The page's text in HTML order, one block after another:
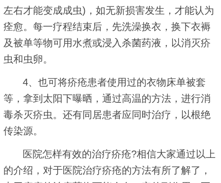
左右才能变成成虫)，如无新损害发生，才能认为
痊愈。每一疗程结束后，先洗澡换衣，换下衣褥
及被单等物可用水煮或浸入杀菌药液，以消灭疥
虫和虫卵。
4、也可将疥疮患者使用过的衣物床单被套
等，拿到太阳下曝晒，通过高温的方法，进行消
毒杀灭疥虫。还有同居患者应同时治疗，以根绝
传染源。
医院怎样有效的治疗疥疮?相信大家通过以上
的介绍，对于医院治疗疥疮的方法有所了解了，